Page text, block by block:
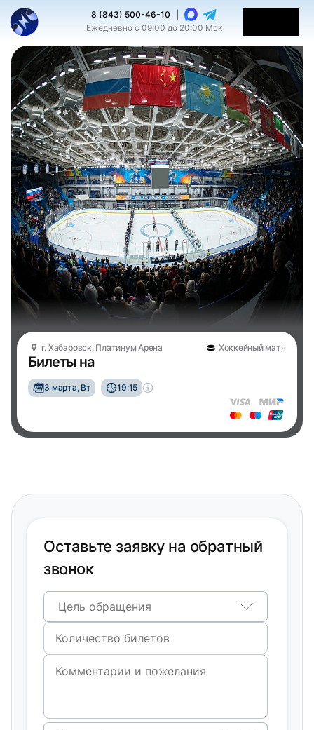
8 (843) 500-46-10
Ежедневно с 09:00 до 20:00 Мск
г. Хабаровск, Платинум Арена Хоккейный матч
Билеты на
3 марта, Вт 19:15
Оставьте заявку на обратный
звонок
Цель обращения